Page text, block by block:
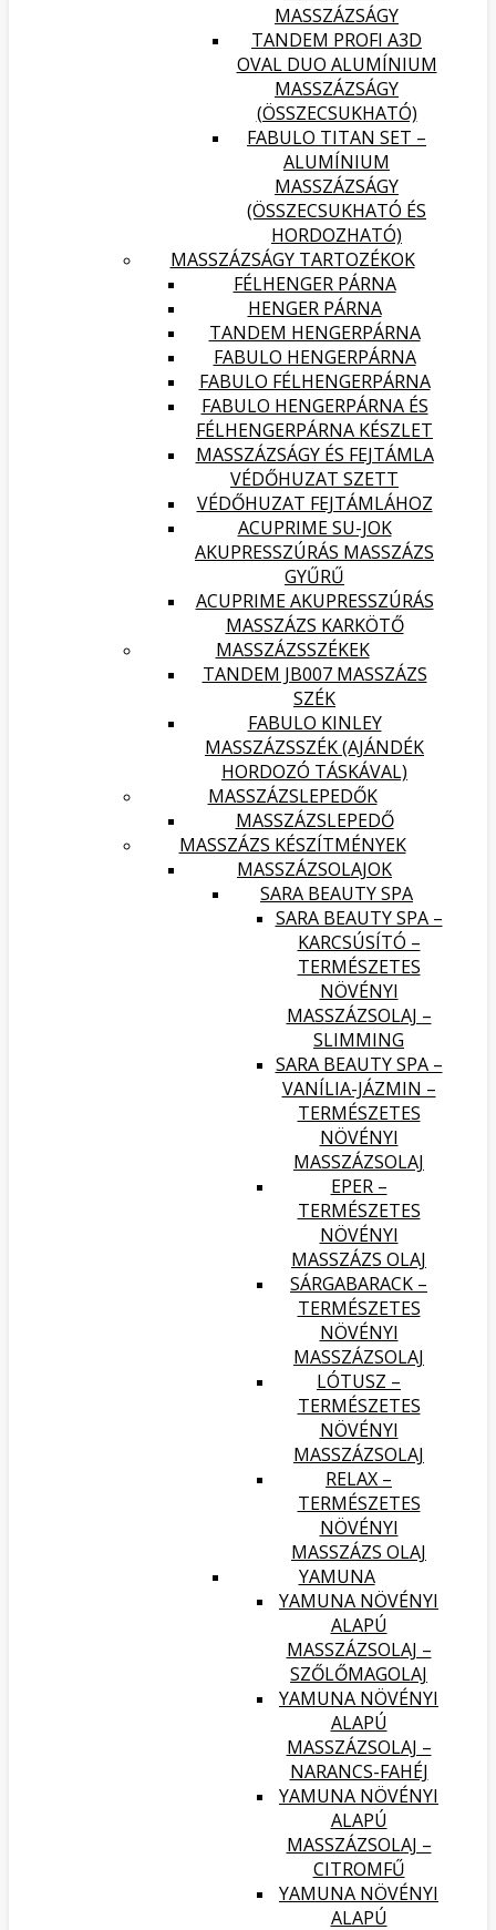
MASSZÁZSÁGY
TANDEM PROFI A3D
OVAL DUO ALUMÍNIUM
MASSZÁZSÁGY
(ÖSSZECSUKHATÓ)
FABULO TITAN SET –
ALUMÍNIUM
MASSZÁZSÁGY
(ÖSSZECSUKHATÓ ÉS
HORDOZHATÓ)
MASSZÁZSÁGY TARTOZÉKOK
FÉLHENGER PÁRNA
HENGER PÁRNA
TANDEM HENGERPÁRNA
FABULO HENGERPÁRNA
FABULO FÉLHENGERPÁRNA
FABULO HENGERPÁRNA ÉS
FÉLHENGERPÁRNA KÉSZLET
MASSZÁZSÁGY ÉS FEJTÁMLA
VÉDŐHUZAT SZETT
VÉDŐHUZAT FEJTÁMLÁHOZ
ACUPRIME SU-JOK
AKUPRESSZÚRÁS MASSZÁZS
GYŰRŰ
ACUPRIME AKUPRESSZÚRÁS
MASSZÁZS KARKÖTŐ
MASSZÁZSSZÉKEK
TANDEM JB007 MASSZÁZS
SZÉK
FABULO KINLEY
MASSZÁZSSZÉK (AJÁNDÉK
HORDOZÓ TÁSKÁVAL)
MASSZÁZSLEPEDŐK
MASSZÁZSLEPEDŐ
MASSZÁZS KÉSZÍTMÉNYEK
MASSZÁZSOLAJOK
SARA BEAUTY SPA
SARA BEAUTY SPA –
KARCSÚSÍTÓ –
TERMÉSZETES
NÖVÉNYI
MASSZÁZSOLAJ –
SLIMMING
SARA BEAUTY SPA –
VANÍLIA-JÁZMIN –
TERMÉSZETES
NÖVÉNYI
MASSZÁZSOLAJ
EPER –
TERMÉSZETES
NÖVÉNYI
MASSZÁZS OLAJ
SÁRGABARACK –
TERMÉSZETES
NÖVÉNYI
MASSZÁZSOLAJ
LÓTUSZ –
TERMÉSZETES
NÖVÉNYI
MASSZÁZSOLAJ
RELAX –
TERMÉSZETES
NÖVÉNYI
MASSZÁZS OLAJ
YAMUNA
YAMUNA NÖVÉNYI
ALAPÚ
MASSZÁZSOLAJ –
SZŐLŐMAGOLAJ
YAMUNA NÖVÉNYI
ALAPÚ
MASSZÁZSOLAJ –
NARANCS-FAHÉJ
YAMUNA NÖVÉNYI
ALAPÚ
MASSZÁZSOLAJ –
CITROMFŰ
YAMUNA NÖVÉNYI
ALAPÚ